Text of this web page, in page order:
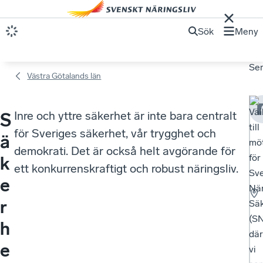
Sök Meny
Västra Götalands län
S
ä
k
e
r
h
e
Inre och yttre säkerhet är inte bara centralt
för Sveriges säkerhet, vår trygghet och
demokrati. Det är också helt avgörande för
ett konkurrenskraftigt och robust näringsliv.
till
för
där
vi